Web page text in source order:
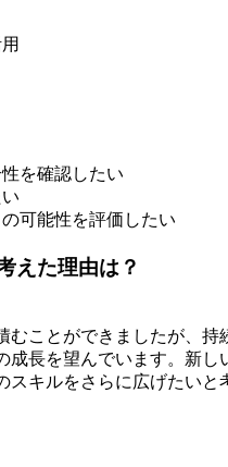
を確認したい
可能性を評価したい
えた理由は？
むことができましたが、持
成長を望んでいます。新し
スキルをさらに広げたいと